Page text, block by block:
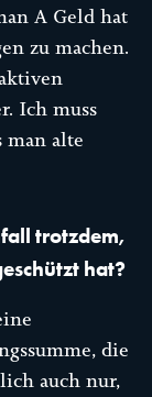
A Geld hat
zu machen.
Ich muss
man alte
trotzdem,
hat?
die
auch nur,